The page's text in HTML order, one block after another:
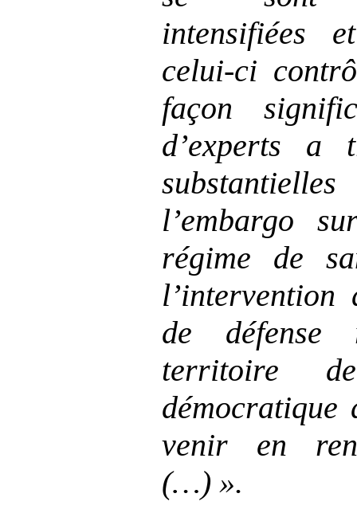
intensifiées
celui‑ci
façon
d’experts a
l’embargo
régime de
l’
de défense
territoire
venir en
(…) ».